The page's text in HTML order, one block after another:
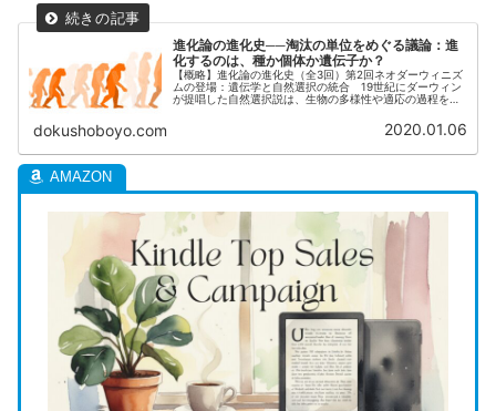
進化論の進化史──淘汰の単位をめぐる議論：進
化するのは、種か個体か遺伝子か？
【概略】進化論の進化史（全3回）第2回ネオダーウィニズ
ムの登場：遺伝学と自然選択の統合 19世紀にダーウィン
が提唱した自然選択説は、生物の多様性や適応の過程を説
dokushoboyo.com 2020.01.06